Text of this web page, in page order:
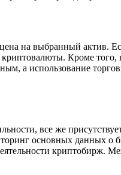
на выбранный актив.
Кроме того,
а использование
все же
основных данных о
криптобирж.